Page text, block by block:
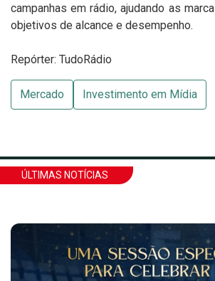
campanhas em rádio, ajudando as
objetivos de alcance e desempenho.
Repórter: TudoRádio
Mercado Investimento em Mídia
ÚLTIMAS NOTÍCIAS